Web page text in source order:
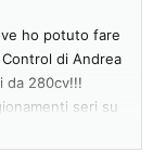
ho potuto fare
di Andrea
da 280cv!!!
seri su